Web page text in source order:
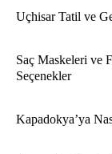
Uçhisar Tatil ve
Saç Maskeleri ve
Seçenekler
Kapadokya’ya